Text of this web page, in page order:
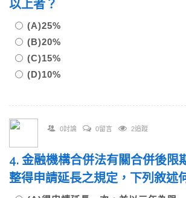
以上者？
(A)25%
(B)20%
(C)15%
(D)10%
0討論 0留言 2追蹤
4. 金融機構合併法有關合併後限
整得申請延長之規定，下列敘述